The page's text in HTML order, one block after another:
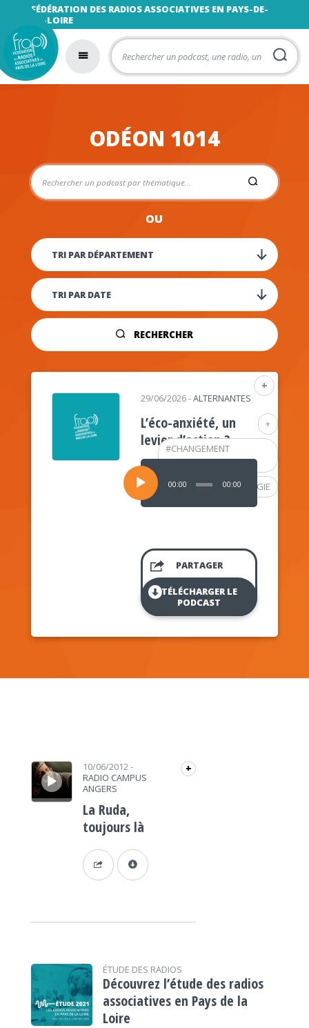
FÉDÉRATION DES RADIOS ASSOCIATIVES EN PAYS-DE-
LA-LOIRE
ODÉON 1014
OU
RECHERCHER
+
+
#CHANGEMENT
CLIMATIQUE
#PSYCHOLOGIE
29/06/2026-ALTERNANTES
L’éco-anxiété, un
levier d’action ?
Lecteur
audio
00:00 00:00
PARTAGER
TÉLÉCHARGER LE
PODCAST
Lecteur audio 10/06/2012-
RADIO CAMPUS
ANGERS
+
La Ruda,
toujours là
ÉTUDE DES RADIOS
Découvrez l’étude des radios
associatives en Pays de la
Loire